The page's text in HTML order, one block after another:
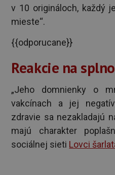
v 10 origináloch, každý
mieste“.
{{odporucane}}
Reakcie na
„Jeho domnienky o
vakcínach a jej
zdravie sa nezakladajú
majú charakter
sociálnej sieti Lovci